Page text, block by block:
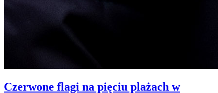
Czerwone flagi na pięciu plażach w